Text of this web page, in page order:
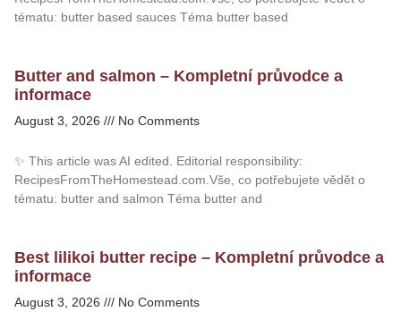
tématu: butter based sauces Téma butter based
Butter and salmon – Kompletní průvodce a
informace
August 3, 2026 No Comments
✨ This article was AI edited. Editorial responsibility:
RecipesFromTheHomestead.com.Vše, co potřebujete vědět o
tématu: butter and salmon Téma butter and
Best lilikoi butter recipe – Kompletní průvodce a
informace
August 3, 2026 No Comments